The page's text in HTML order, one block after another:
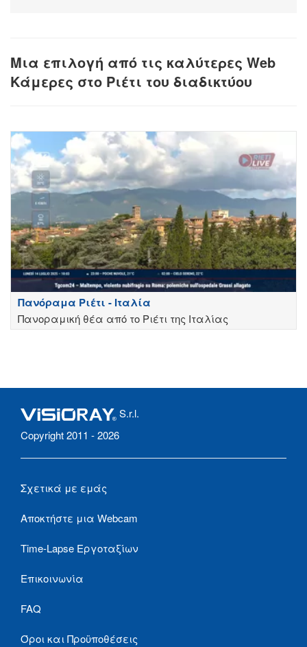
Μια επιλογή από τις καλύτερες Web
Κάμερες στο Ριέτι του διαδικτύου
Πανόραμα Ριέτι - Ιταλία
Πανοραμική θέα από το Ριέτι της Ιταλίας
S.r.l.
Copyright 2011 - 2026
Σχετικά με εμάς
Αποκτήστε μια Webcam
Time-Lapse Εργοταξίων
Επικοινωνία
FAQ
Όροι και Προϋποθέσεις